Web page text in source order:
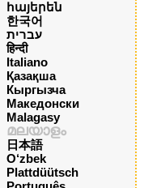
հայերեն
한국어
עברית
हिन्दी
Italiano
Қазақша
Кыргызча
Македонски
Malagasy
മലയാളം
日本語
O‘zbek
Plattdüütsch